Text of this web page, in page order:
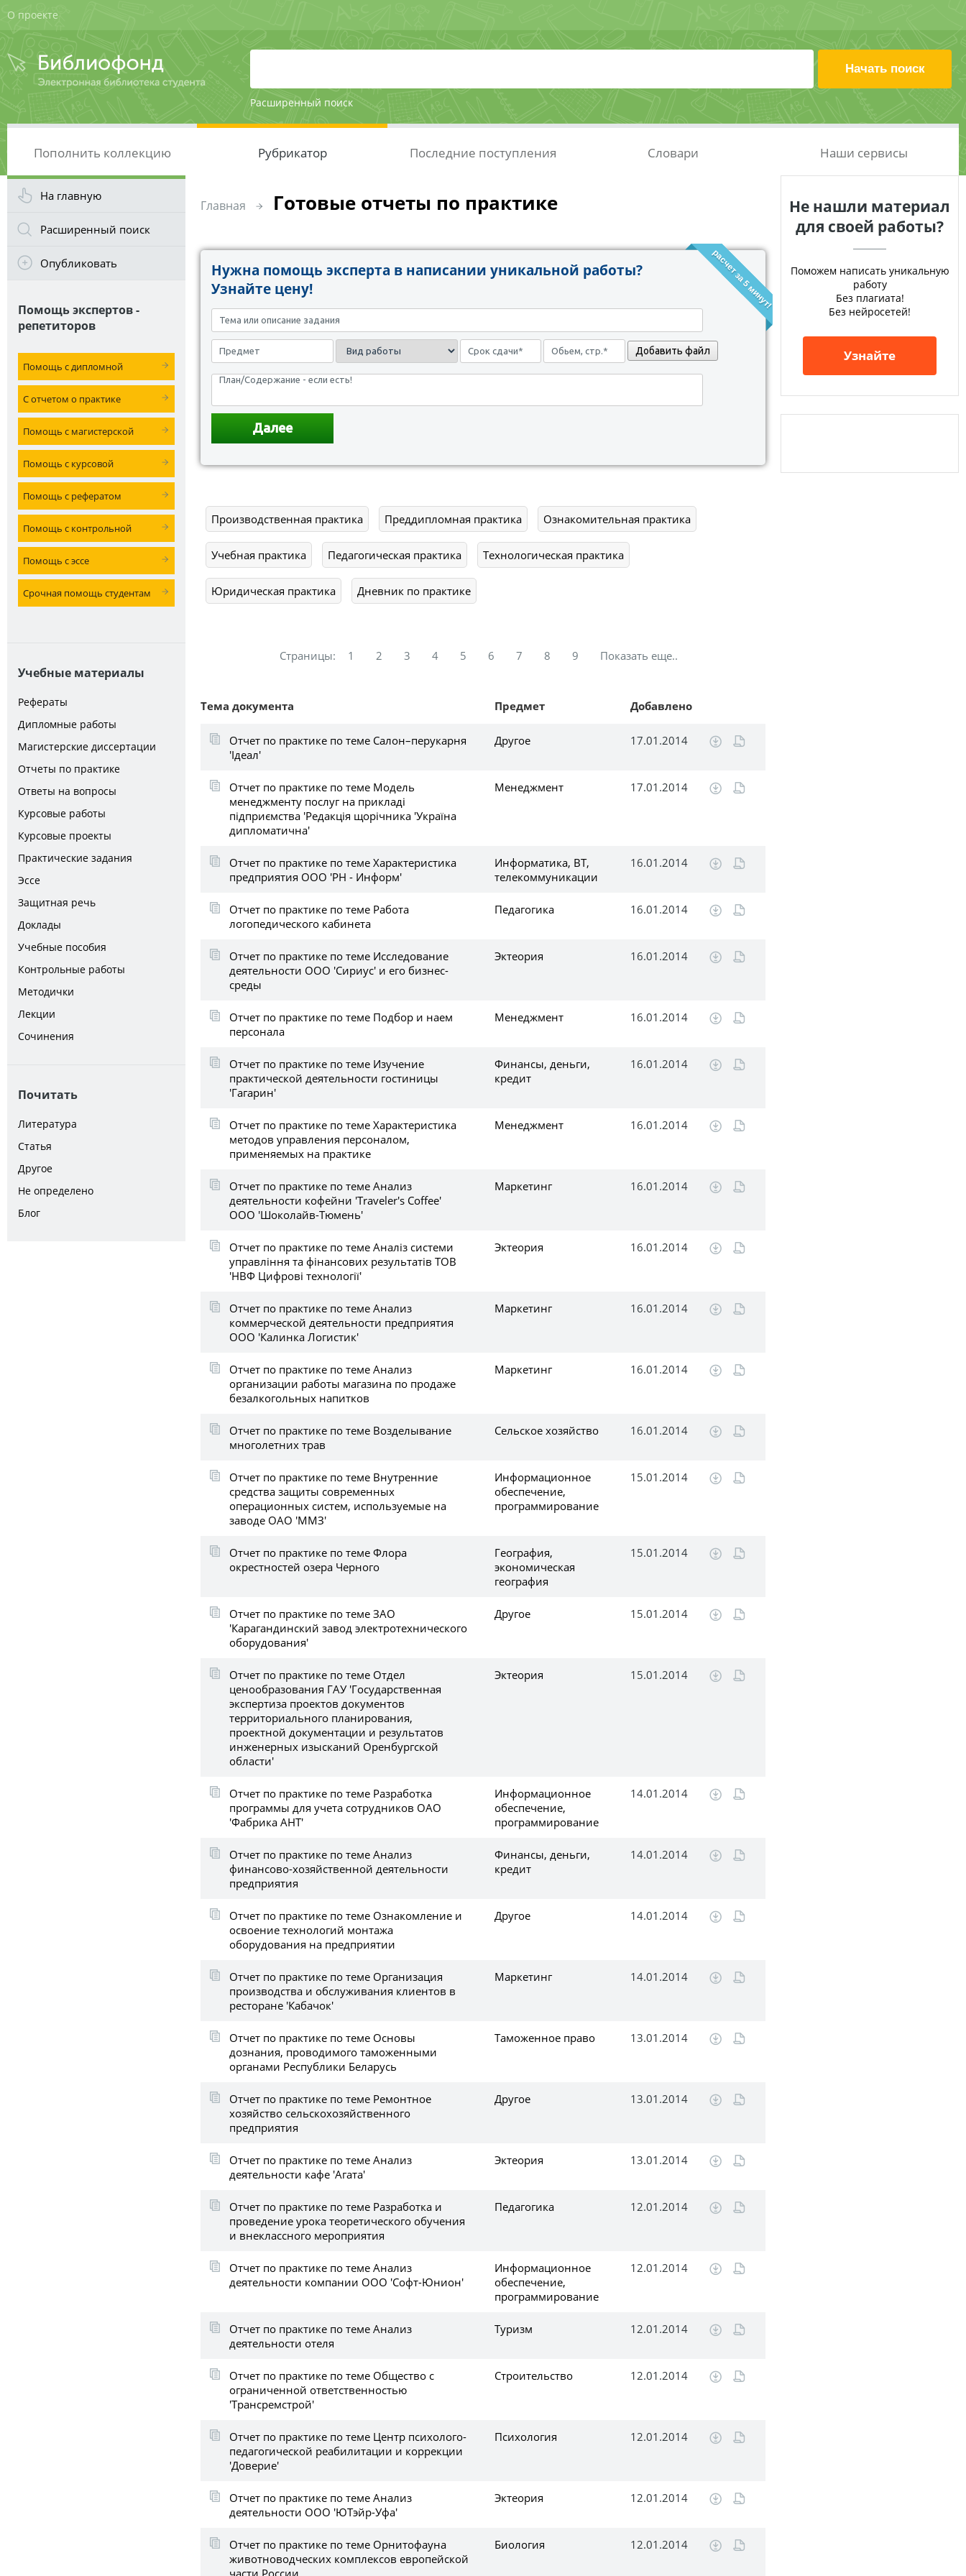
О проекте
Расширенный поиск
Пополнить коллекцию Рубрикатор Последние поступления Словари Наши сервисы
На главную
Расширенный поиск
Опубликовать
Помощь экспертов -
репетиторов
Помощь с дипломной
С отчетом о практике
Помощь с магистерской
Помощь с курсовой
Помощь с рефератом
Помощь с контрольной
Помощь с эссе
Срочная помощь студентам
Учебные материалы
Рефераты
Дипломные работы
Магистерские диссертации
Отчеты по практике
Ответы на вопросы
Курсовые работы
Курсовые проекты
Практические задания
Эссе
Защитная речь
Доклады
Учебные пособия
Контрольные работы
Методички
Лекции
Сочинения
Почитать
Литература
Статья
Другое
Не определено
Блог
Главная Готовые отчеты по практике
расчет за 5 минут!
Нужна помощь эксперта в написании уникальной работы?
Узнайте цену!
Добавить файл
Производственная практика Преддипломная практика Ознакомительная практика
Учебная практика Педагогическая практика Технологическая практика
Юридическая практика Дневник по практике
Страницы: 1 2 3 4 5 6 7 8 9 Показать еще..
Тема документа Предмет Добавлено
Отчет по практике по теме Салон–перукарня
'Ідеал'
Другое 17.01.2014
Отчет по практике по теме Модель
менеджменту послуг на прикладі
підприємства 'Редакція щорічника 'Україна
дипломатична'
Менеджмент 17.01.2014
Отчет по практике по теме Характеристика
предприятия ООО 'РН - Информ'
Информатика, ВТ,
телекоммуникации
16.01.2014
Отчет по практике по теме Работа
логопедического кабинета
Педагогика 16.01.2014
Отчет по практике по теме Исследование
деятельности ООО 'Сириус' и его бизнес-
среды
Эктеория 16.01.2014
Отчет по практике по теме Подбор и наем
персонала
Менеджмент 16.01.2014
Отчет по практике по теме Изучение
практической деятельности гостиницы
'Гагарин'
Финансы, деньги,
кредит
16.01.2014
Отчет по практике по теме Характеристика
методов управления персоналом,
применяемых на практике
Менеджмент 16.01.2014
Отчет по практике по теме Анализ
деятельности кофейни 'Traveler's Coffee'
ООО 'Шоколайв-Тюмень'
Маркетинг 16.01.2014
Отчет по практике по теме Аналіз системи
управління та фінансових результатів ТОВ
'НВФ Цифрові технології'
Эктеория 16.01.2014
Отчет по практике по теме Анализ
коммерческой деятельности предприятия
ООО 'Калинка Логистик'
Маркетинг 16.01.2014
Отчет по практике по теме Анализ
организации работы магазина по продаже
безалкогольных напитков
Маркетинг 16.01.2014
Отчет по практике по теме Возделывание
многолетних трав
Сельское хозяйство 16.01.2014
Отчет по практике по теме Внутренние
средства защиты современных
операционных систем, используемые на
заводе ОАО 'ММЗ'
Информационное
обеспечение,
программирование
15.01.2014
Отчет по практике по теме Флора
окрестностей озера Черного
География,
экономическая
география
15.01.2014
Отчет по практике по теме ЗАО
'Карагандинский завод электротехнического
оборудования'
Другое 15.01.2014
Отчет по практике по теме Отдел
ценообразования ГАУ 'Государственная
экспертиза проектов документов
территориального планирования,
проектной документации и результатов
инженерных изысканий Оренбургской
области'
Эктеория 15.01.2014
Отчет по практике по теме Разработка
программы для учета сотрудников ОАО
'Фабрика АНТ'
Информационное
обеспечение,
программирование
14.01.2014
Отчет по практике по теме Анализ
финансово-хозяйственной деятельности
предприятия
Финансы, деньги,
кредит
14.01.2014
Отчет по практике по теме Ознакомление и
освоение технологий монтажа
оборудования на предприятии
Другое 14.01.2014
Отчет по практике по теме Организация
производства и обслуживания клиентов в
ресторане 'Кабачок'
Маркетинг 14.01.2014
Отчет по практике по теме Основы
дознания, проводимого таможенными
органами Республики Беларусь
Таможенное право 13.01.2014
Отчет по практике по теме Ремонтное
хозяйство сельскохозяйственного
предприятия
Другое 13.01.2014
Отчет по практике по теме Анализ
деятельности кафе 'Агата'
Эктеория 13.01.2014
Отчет по практике по теме Разработка и
проведение урока теоретического обучения
и внеклассного мероприятия
Педагогика 12.01.2014
Отчет по практике по теме Анализ
деятельности компании ООО 'Софт-Юнион'
Информационное
обеспечение,
программирование
12.01.2014
Отчет по практике по теме Анализ
деятельности отеля
Туризм 12.01.2014
Отчет по практике по теме Общество с
ограниченной ответственностью
'Трансремстрой'
Строительство 12.01.2014
Отчет по практике по теме Центр психолого-
педагогической реабилитации и коррекции
'Доверие'
Психология 12.01.2014
Отчет по практике по теме Анализ
деятельности ООО 'ЮТэйр-Уфа'
Эктеория 12.01.2014
Отчет по практике по теме Орнитофауна
животноводческих комплексов европейской
части России
Биология 12.01.2014
Не нашли материал
для своей работы?
Поможем написать уникальную
работу
Без плагиата!
Без нейросетей!
Узнайте